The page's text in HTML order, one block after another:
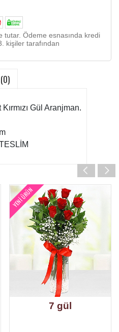
tutar. Ödeme esnasında kredi
kişiler tarafından
Gül Aranjman.
YENI ÜRÜN
7 gül